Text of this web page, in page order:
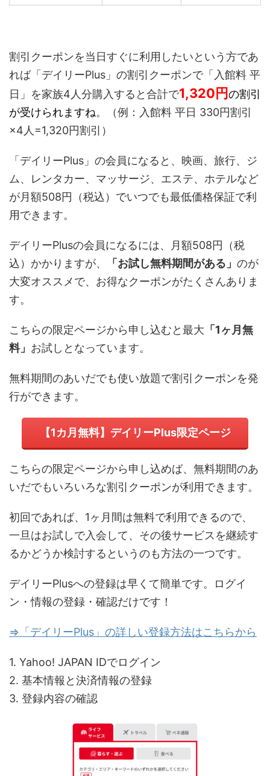
割引クーポンを当日すぐに利用したいという方であ
れば「デイリーPlus」の割引クーポンで「入館料 平
日」を家族4人分購入すると合計で1,320円の割引
が受けられますね。（例：入館料 平日 330円割引
×4人=1,320円割引）
「デイリーPlus」の会員になると、映画、旅行、ジ
ム、レンタカー、マッサージ、エステ、ホテルなど
が月額508円 （税込） でいつでも最低価格保証で利
用できます。
デイリーPlusの会員になるには、
月額508円（税
込） かかりますが、 「お試し無料期間がある」 のが
大変オススメで、お得なクーポンがたくさんありま
す。
こちらの限定ページから申し込むと最大 「1ヶ月無
料」 お試しとなっています。
無料期間のあいだでも使い放題で割引クーポンを発
行ができます。
【1カ月無料】デイリーPlus限定ページ
こちらの限定ページから申し込めば、無料期間のあ
いだでもいろいろな割引クーポンが利用できます。
初回であれば、1ヶ月間は無料で利用できるので、
一旦はお試しで入会して、その後サービスを継続す
るかどうか検討するというのも方法の一つです。
デイリーPlusへの登録は早くて簡単です。ログイ
ン・情報の登録・確認だけです！
⇒「デイリーPlus」の詳しい登録方法はこちらから
1. Yahoo! JAPAN IDでログイン
2. 基本情報と決済情報の登録
3. 登録内容の確認